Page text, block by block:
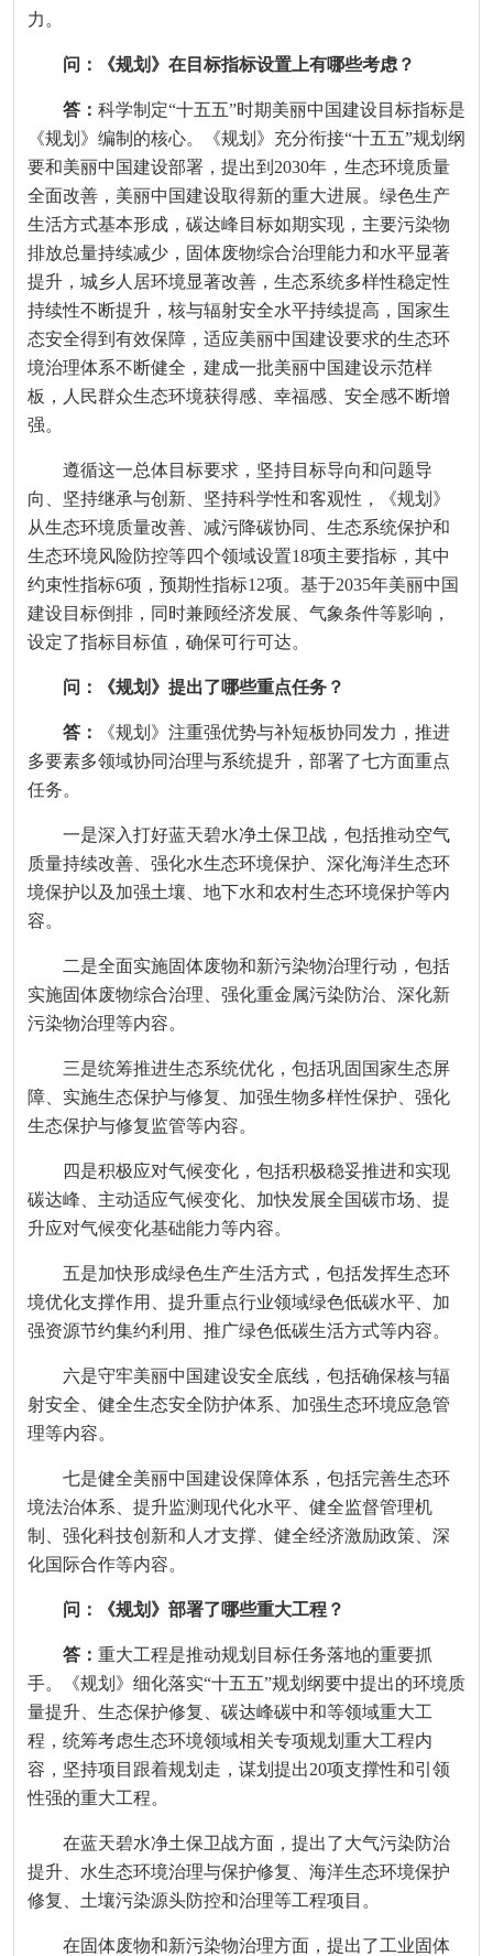
力。
问：《规划》在目标指标设置上有哪些考虑？
答： 科学制定“十五五”时期美丽中国建设目标指标是
《规划》编制的核心。《规划》充分衔接“十五五”规划纲
要和美丽中国建设部署，提出到2030年，生态环境质量
全面改善，美丽中国建设取得新的重大进展。绿色生产
生活方式基本形成，碳达峰目标如期实现，主要污染物
排放总量持续减少，固体废物综合治理能力和水平显著
提升，城乡人居环境显著改善，生态系统多样性稳定性
持续性不断提升，核与辐射安全水平持续提高，国家生
态安全得到有效保障，适应美丽中国建设要求的生态环
境治理体系不断健全，建成一批美丽中国建设示范样
板，人民群众生态环境获得感、幸福感、安全感不断增
强。
遵循这一总体目标要求，坚持目标导向和问题导
向、坚持继承与创新、坚持科学性和客观性，《规划》
从生态环境质量改善、减污降碳协同、生态系统保护和
生态环境风险防控等四个领域设置18项主要指标，其中
约束性指标6项，预期性指标12项。基于2035年美丽中国
建设目标倒排，同时兼顾经济发展、气象条件等影响，
设定了指标目标值，确保可行可达。
问：《规划》提出了哪些重点任务？
答：
《规划》注重强优势与补短板协同发力，推进
多要素多领域协同治理与系统提升，部署了七方面重点
任务。
一是深入打好蓝天碧水净土保卫战，包括推动空气
质量持续改善、强化水生态环境保护、深化海洋生态环
境保护以及加强土壤、地下水和农村生态环境保护等内
容。
二是全面实施固体废物和新污染物治理行动，包括
实施固体废物综合治理、强化重金属污染防治、深化新
污染物治理等内容。
三是统筹推进生态系统优化，包括巩固国家生态屏
障、实施生态保护与修复、加强生物多样性保护、强化
生态保护与修复监管等内容。
四是积极应对气候变化，包括积极稳妥推进和实现
碳达峰、主动适应气候变化、加快发展全国碳市场、提
升应对气候变化基础能力等内容。
五是加快形成绿色生产生活方式，包括发挥生态环
境优化支撑作用、提升重点行业领域绿色低碳水平、加
强资源节约集约利用、推广绿色低碳生活方式等内容。
六是守牢美丽中国建设安全底线，包括确保核与辐
射安全、健全生态安全防护体系、加强生态环境应急管
理等内容。
七是健全美丽中国建设保障体系，包括完善生态环
境法治体系、提升监测现代化水平、健全监督管理机
制、强化科技创新和人才支撑、健全经济激励政策、深
化国际合作等内容。
问：《规划》部署了哪些重大工程？
答： 重大工程是推动规划目标任务落地的重要抓
手。《规划》细化落实“十五五”规划纲要中提出的环境质
量提升、生态保护修复、碳达峰碳中和等领域重大工
程，统筹考虑生态环境领域相关专项规划重大工程内
容，坚持项目跟着规划走，谋划提出20项支撑性和引领
性强的重大工程。
在蓝天碧水净土保卫战方面，提出了大气污染防治
提升、水生态环境治理与保护修复、海洋生态环境保护
修复、土壤污染源头防控和治理等工程项目。
在固体废物和新污染物治理方面，提出了工业固体